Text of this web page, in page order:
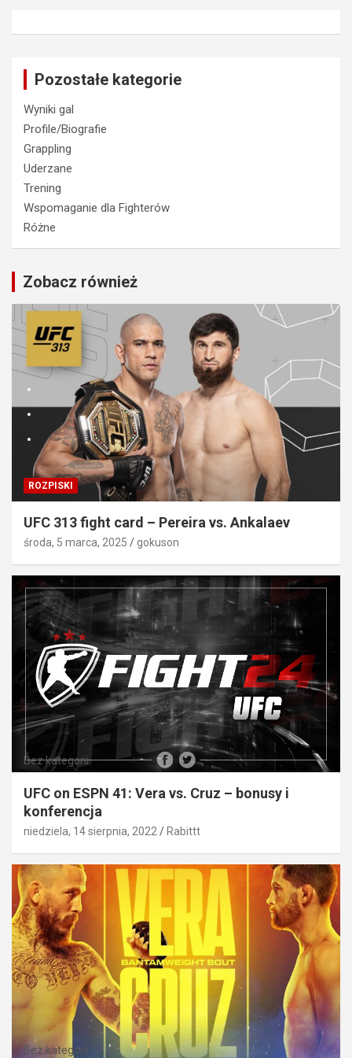
Pozostałe kategorie
Wyniki gal
Profile/Biografie
Grappling
Uderzane
Trening
Wspomaganie dla Fighterów
Różne
Zobacz również
ROZPISKI
UFC 313 fight card – Pereira vs. Ankalaev
środa, 5 marca, 2025 gokuson
Bez kategorii
UFC on ESPN 41: Vera vs. Cruz – bonusy i
konferencja
niedziela, 14 sierpnia, 2022 Rabittt
Bez kategorii